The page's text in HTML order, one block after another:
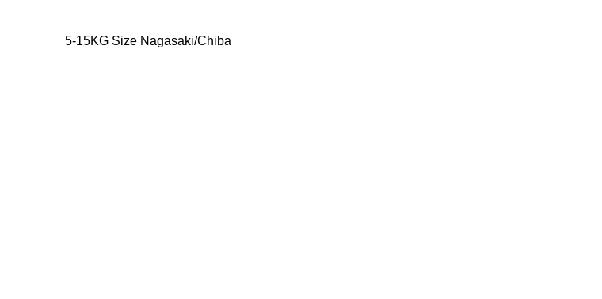
5-15KG Size Nagasaki/Chiba